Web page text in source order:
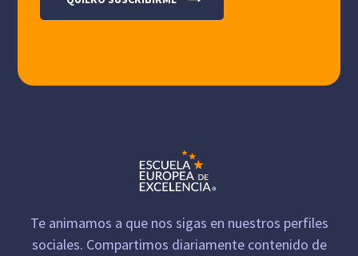
Te animamos a que nos sigas en nuestros perfiles
sociales. Compartimos diariamente contenido de